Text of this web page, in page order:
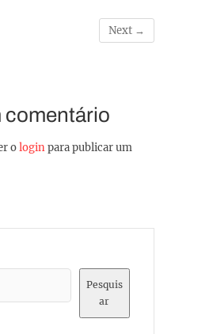
Next →
comentário
ologinpara publicar um
Pesquis
ar